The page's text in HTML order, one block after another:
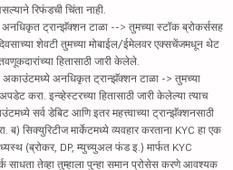
रिफंडची चिंता नाही.
ट्रान्झॅक्शन टाळा --> तुमच्या स्टॉक ब्रोकर्ससह
शेवटी तुमच्या मोबाईल/ईमेलवर एक्सचेंजमधून थेट
हितासाठी जारी केलेले.
अनधिकृत ट्रान्झॅक्शन टाळा -> तुमच्या
करा. इन्व्हेस्टरच्या हितासाठी जारी केलेल्या त्याच
सर्व डेबिट आणि इतर महत्त्वाच्या ट्रान्झॅक्शनसाठी
ब) सिक्युरिटीज मार्केटमध्ये व्यवहार करताना KYC हा एक
(ब्रोकर, DP, म्युच्युअल फंड इ.) मार्फत KYC
साधता तेव्हा तुम्हाला पुन्हा समान प्रोसेस करणे आवश्यक